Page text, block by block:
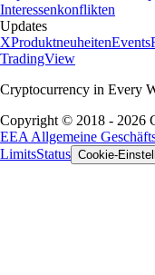
Interessenkonflikten
Updates
XProduktneuheitenEvents
TradingView
Cryptocurrency in Every
Copyright © 2018 - 2026
EEA Allgemeine
LimitsStatus Cookie-